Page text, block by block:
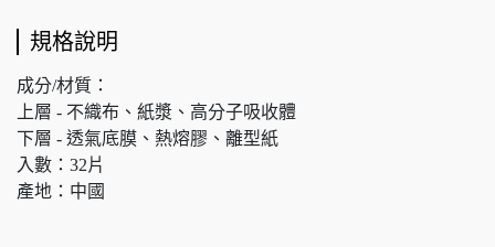
規格說明
成分/材質：
上層 - 不織布、紙漿、高分子吸收體
下層 - 透氣底膜、熱熔膠、離型紙
入數：32片
產地：中國